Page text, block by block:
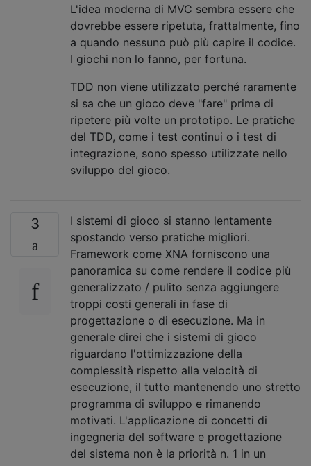
L'idea moderna di MVC sembra essere che
dovrebbe essere ripetuta, frattalmente, fino
a quando nessuno può più capire il codice.
I giochi non lo fanno, per fortuna.
TDD non viene utilizzato perché raramente
si sa che un gioco deve "fare" prima di
ripetere più volte un prototipo. Le pratiche
del TDD, come i test continui o i test di
integrazione, sono spesso utilizzate nello
sviluppo del gioco.
3
I sistemi di gioco si stanno lentamente
spostando verso pratiche migliori.
Framework come XNA forniscono una
panoramica su come rendere il codice più
generalizzato / pulito senza aggiungere
troppi costi generali in fase di
progettazione o di esecuzione. Ma in
generale direi che i sistemi di gioco
riguardano l'ottimizzazione della
complessità rispetto alla velocità di
esecuzione, il tutto mantenendo uno stretto
programma di sviluppo e rimanendo
motivati. L'applicazione di concetti di
ingegneria del software e progettazione
del sistema non è la priorità n. 1 in un